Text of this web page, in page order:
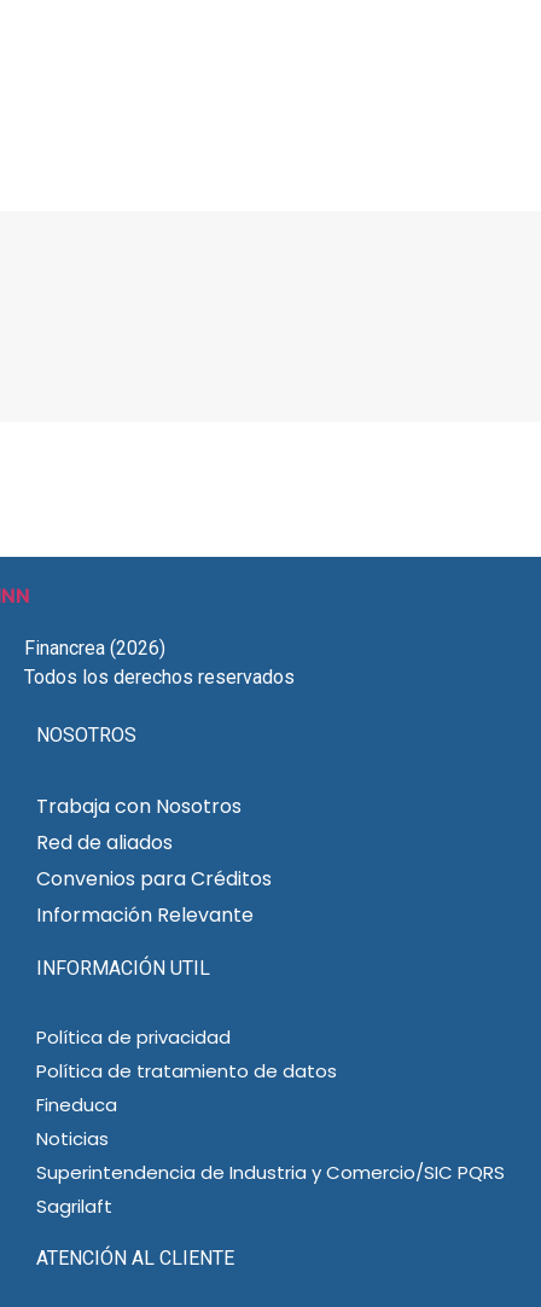
Financrea (2026)
Todos los derechos reservados
NOSOTROS
Trabaja con Nosotros
Red de aliados
Convenios para Créditos
Información Relevante
INFORMACIÓN UTIL
Política de privacidad
Política de tratamiento de datos
Fineduca
Noticias
Superintendencia de Industria y Comercio/SIC PQRS
Sagrilaft
ATENCIÓN AL CLIENTE